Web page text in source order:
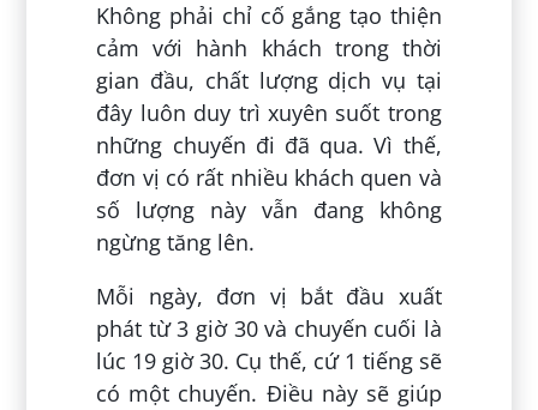
Không phải chỉ cố gắng tạo thiện
cảm với hành khách trong thời
gian đầu, chất lượng dịch vụ tại
đây luôn duy trì xuyên suốt trong
những chuyến đi đã qua. Vì thế,
đơn vị có rất nhiều khách quen và
số lượng này vẫn đang không
ngừng tăng lên.
Mỗi ngày, đơn vị bắt đầu xuất
phát từ 3 giờ 30 và chuyến cuối là
lúc 19 giờ 30. Cụ thế, cứ 1 tiếng sẽ
có một chuyến. Điều này sẽ giúp